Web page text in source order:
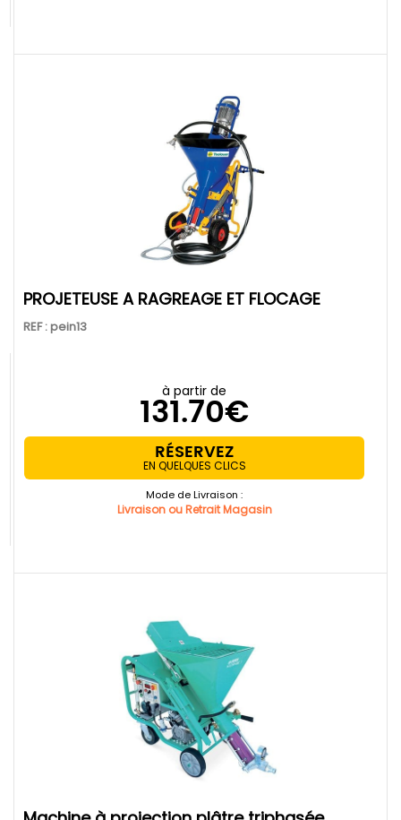
PROJETEUSE A RAGREAGE ET FLOCAGE
REF : pein13
à partir de
131.70€
RÉSERVEZ
EN QUELQUES CLICS
Mode de Livraison :
Livraison ou Retrait Magasin